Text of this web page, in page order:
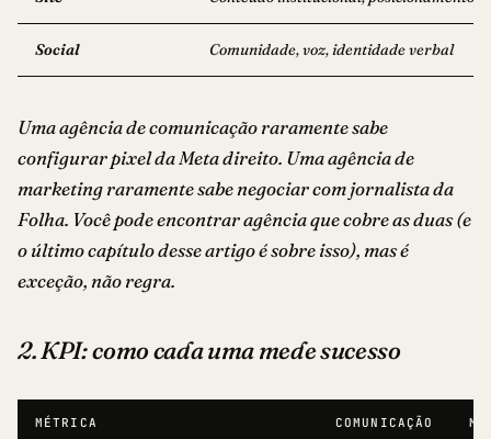
Social Comunidade, voz, identidade verbal
Uma agência de comunicação raramente sabe
configurar pixel da Meta direito. Uma agência de
marketing raramente sabe negociar com jornalista da
Folha. Você pode encontrar agência que cobre as duas (e
o último capítulo desse artigo é sobre isso), mas é
exceção, não regra.
2. KPI: como cada uma mede sucesso
MÉTRICA COMUNICAÇÃO